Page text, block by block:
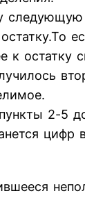
к остатку
2-5
цифр